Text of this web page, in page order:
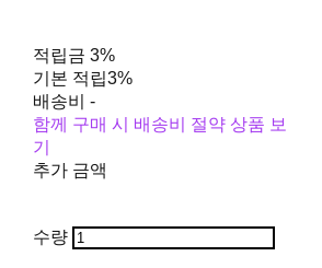
적립금 3%
기본 적립3%
배송비 -
함께 구매 시 배송비 절약 상품 보
기
추가 금액
수량